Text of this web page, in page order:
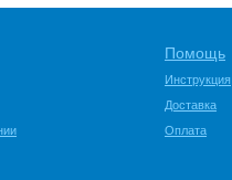
Помощь
Инструкция
Доставка
Оплата